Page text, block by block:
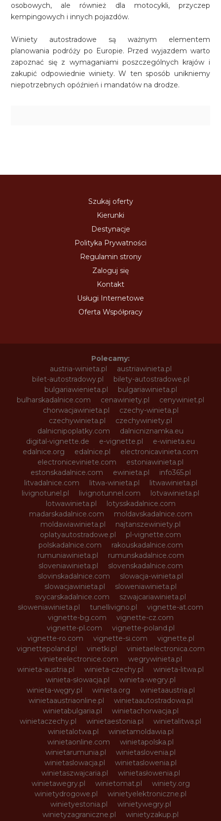
osobowych, ale również dla motocykli, przyczep
kempingowych i innych pojazdów.
Winiety autostradowe są ważnym elementem
planowania podróży po Europie. Przed wyjazdem warto
zapoznać się z wymaganiami poszczególnych krajów i
zakupić odpowiednie winiety. W ten sposób unikniemy
niepotrzebnych opóźnień i mandatów na drodze.
Szukaj oferty
Kierunki
Destynacje
Polityka Prywatności
Regulamin strony
Zaloguj się
Kontakt
Usługi Internetowe
Oferta Współpracy
Polecamy:
austria-winieta.pl
austriawinieta.pl
bilet-autostradowy.pl
bilety-autostradowe.pl
bulgariawienieta.pl
bulgariawinieta.pl
bulharskadalnice.com
cenawiniety.pl
cenywiniet.pl
chorwacjawinieta.pl
czechy-winieta.pl
czechywinieta.pl
czechywiniety.pl
dalnicnipoplatky.com
dalnicniznamka.eu
digital-vignette.de
e-vignette.pl
e-winieta.eu
edalnice.org
edalnice.pl
electronicavinieta.com
electroniceviniete.com
estoniawinieta.pl
estonskadalnice.com
ewinieta.pl
info365.pl
litvadalnice.com
litwa-winieta.pl
litwawinieta.pl
livignotunel.pl
livignotunnel.com
lotvawinieta.pl
lotwawinieta.pl
lotysskadalnice.com
madarskadalnice.com
moldavskadalnice.com
moldawiawinieta.pl
najtanszewiniety.pl
oplatyautostradowe.pl
pl-vignette.com
polskadalnice.com
rakouskadalnice.com
rumuniawinieta.pl
rumunskadalnice.com
sloveniawinieta.pl
slovenskadalnice.com
slovinskadalnice.com
slowacja-winieta.pl
slowacjawinieta.pl
sloweniawinieta.pl
svycarskadalnice.com
szwajcariawinieta.pl
słoweniawinieta.pl
tunellivigno.pl
vignette-at.com
vignette-bg.com
vignette-cz.com
vignette-pl.com
vignette-poland.pl
vignette-ro.com
vignette-si.com
vignette.pl
vignettepoland.pl
vinetki.pl
vinietaelectronica.com
vinieteelectronice.com
wegrywinieta.pl
winieta-austria.pl
winieta-czechy.pl
winieta-litwa.pl
winieta-słowacja.pl
winieta-wegry.pl
winieta-węgry.pl
winieta.org
winietaaustria.pl
winietaaustriaonline.pl
winietaautostradowa.pl
winietabulgaria.pl
winietachorwacja.pl
winietaczechy.pl
winietaestonia.pl
winietalitwa.pl
winietalotwa.pl
winietamoldawia.pl
winietaonline.com
winietapolska.pl
winietarumunia.pl
winietaslovenia.pl
winietaslowacja.pl
winietaslowenia.pl
winietaszwajcaria.pl
winietasłowenia.pl
winietawegry.pl
winietomat.pl
winiety.org
winietydrogowe.pl
winietyelektroniczne.pl
winietyestonia.pl
winietywegry.pl
winietyzagraniczne.pl
winietyzakup.pl